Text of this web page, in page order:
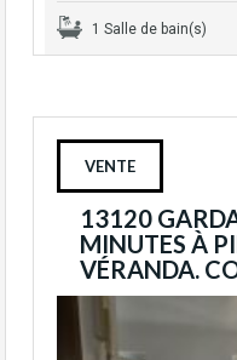
1 Salle de bain(s)
VENTE
13120
MINUTES À
VÉRANDA.